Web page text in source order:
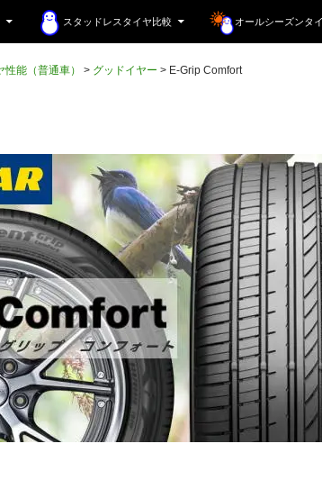
スタッドレスタイヤ比較 オールシーズンタ
能（普通車） > グッドイヤー > E-Grip Comfort